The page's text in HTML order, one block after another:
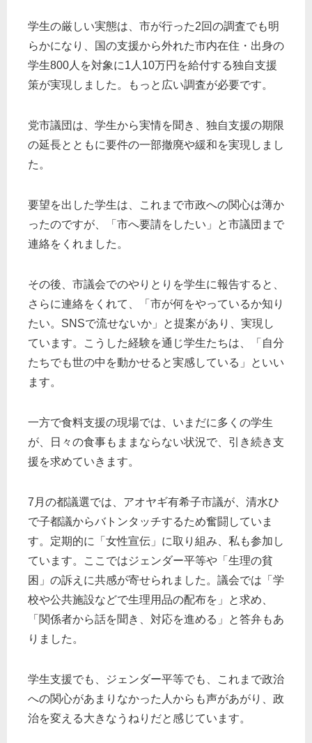
学生の厳しい実態は、市が行った2回の調査でも明
らかになり、国の支援から外れた市内在住・出身の
学生800人を対象に1人10万円を給付する独自支援
策が実現しました。もっと広い調査が必要です。
党市議団は、学生から実情を聞き、独自支援の期限
の延長とともに要件の一部撤廃や緩和を実現しまし
た。
要望を出した学生は、これまで市政への関心は薄か
ったのですが、「市へ要請をしたい」と市議団まで
連絡をくれました。
その後、市議会でのやりとりを学生に報告すると、
さらに連絡をくれて、「市が何をやっているか知り
たい。SNSで流せないか」と提案があり、実現し
ています。こうした経験を通じ学生たちは、「自分
たちでも世の中を動かせると実感している」といい
ます。
一方で食料支援の現場では、いまだに多くの学生
が、日々の食事もままならない状況で、引き続き支
援を求めていきます。
7月の都議選では、アオヤギ有希子市議が、清水ひ
で子都議からバトンタッチするため奮闘していま
す。定期的に「女性宣伝」に取り組み、私も参加し
ています。ここではジェンダー平等や「生理の貧
困」の訴えに共感が寄せられました。議会では「学
校や公共施設などで生理用品の配布を」と求め、
「関係者から話を聞き、対応を進める」と答弁もあ
りました。
学生支援でも、ジェンダー平等でも、これまで政治
への関心があまりなかった人からも声があがり、政
治を変える大きなうねりだと感じています。